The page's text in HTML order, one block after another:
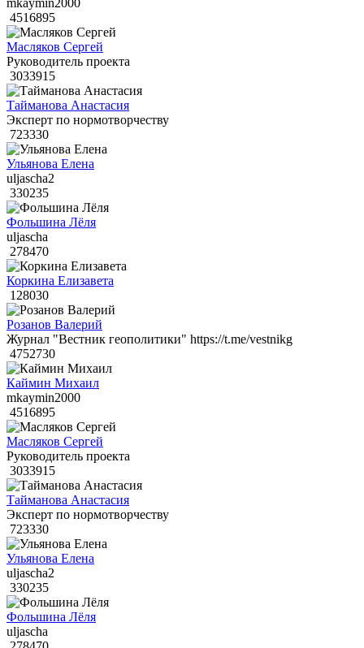
mkaymin2000
4516895
Масляков Сергей
Руководитель проекта
3033915
Тайманова Анастасия
Эксперт по нормотворчеству
723330
Ульянова Елена
uljascha2
330235
Фольшина Лёля
uljascha
278470
Коркина Елизавета
128030
Розанов Валерий
Журнал "Вестник геополитики" https://t.me/vestnikg
4752730
Каймин Михаил
mkaymin2000
4516895
Масляков Сергей
Руководитель проекта
3033915
Тайманова Анастасия
Эксперт по нормотворчеству
723330
Ульянова Елена
uljascha2
330235
Фольшина Лёля
uljascha